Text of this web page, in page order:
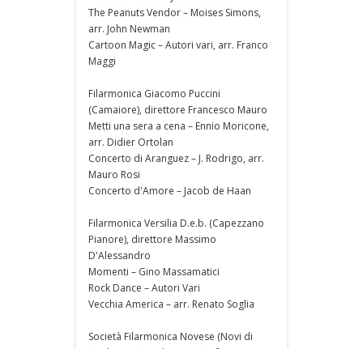
The Peanuts Vendor – Moises Simons,
arr. John Newman
Cartoon Magic – Autori vari, arr. Franco
Maggi
Filarmonica Giacomo Puccini
(Camaiore), direttore Francesco Mauro
Metti una sera a cena – Ennio Moricone,
arr. Didier Ortolan
Concerto di Aranguez – J. Rodrigo, arr.
Mauro Rosi
Concerto d'Amore – Jacob de Haan
Filarmonica Versilia D.e.b. (Capezzano
Pianore), direttore Massimo
D'Alessandro
Momenti – Gino Massamatici
Rock Dance – Autori Vari
Vecchia America – arr. Renato Soglia
Società Filarmonica Novese (Novi di